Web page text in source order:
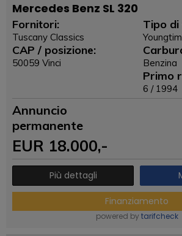
Mercedes Benz SL 320
Fornitori:
Tuscany Classics
CAP / posizione:
50059 Vinci
Tipo di
Benzina
Primo
6 / 1994
Annuncio
permanente
EUR 18.000,-
Più dettagli
Finanziamento
powered by tarifcheck